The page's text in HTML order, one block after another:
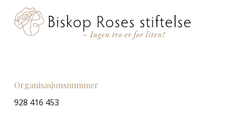
Organisasjonsnummer
928 416 453